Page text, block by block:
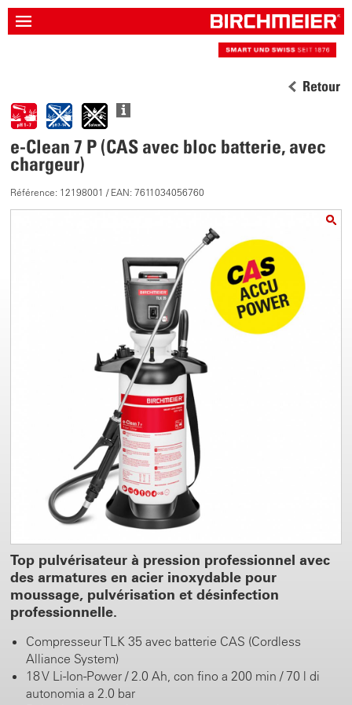
Retour
e-Clean 7 P (CAS avec bloc batterie, avec
chargeur)
Référence: 12198001 / EAN: 7611034056760
Top pulvérisateur à pression professionnel avec
des armatures en acier inoxydable pour
moussage, pulvérisation et désinfection
professionnelle.
Compresseur TLK 35 avec batterie CAS (Cordless
Alliance System)
18 V Li-Ion-Power / 2.0 Ah, con fino a 200 min / 70 l di
autonomia a 2.0 bar